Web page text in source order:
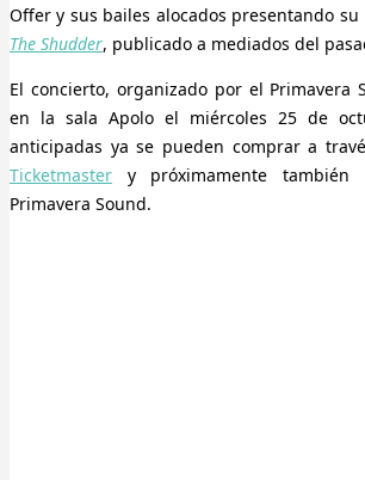
Offer y sus bailes alocados presentando
The Shudder, publicado a mediados del
El concierto, organizado por el Primavera
en la sala Apolo el miércoles 25 de
anticipadas ya se pueden comprar a
Ticketmaster y próximamente
Primavera Sound.